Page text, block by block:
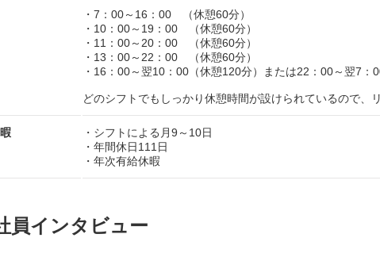
・7：00～16：00 （休憩60分）
・10：00～19：00 （休憩60分）
・11：00～20：00 （休憩60分）
・13：00～22：00 （休憩60分）
・16：00～翌10：00（休憩120分）または22：00～翌7：
どのシフトでもしっかり休憩時間が設けられているので、
・シフトによる月9～10日
・年間休日111日
・年次有給休暇
員インタビュー